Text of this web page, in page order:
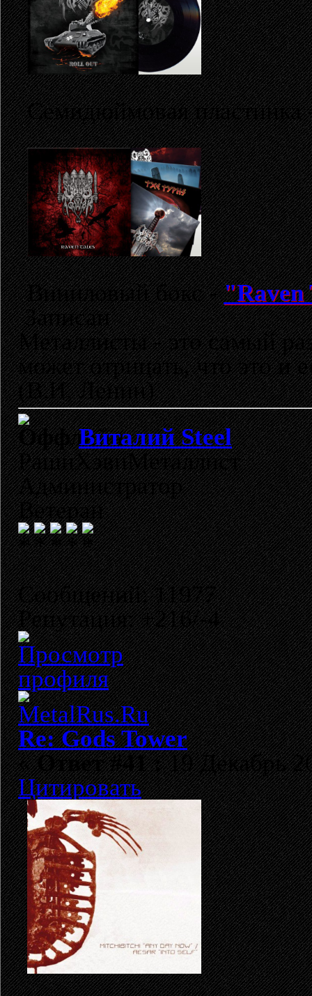
Семидюймовая
Виниловый бокс -"Raven
Записан
Металлисты - это самый
может отрицать, что это и
(В.И. Ленин)
Виталий Steel
РашнХэвиМеталлист
Администратор
Ветеран
Сообщений: 11977
Репутация: +216/-4
Re: Gods Tower
«Ответ #41 :19 Декабрь
Цитировать